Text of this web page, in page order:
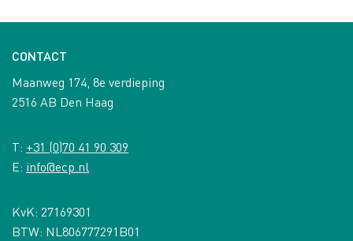
CONTACT
Maanweg 174, 8e verdieping
2516 AB Den Haag
T: +31 (0)70 41 90 309
E: info@ecp.nl
KvK: 27169301
BTW: NL806777291B01